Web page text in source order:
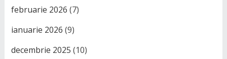
februarie 2026 (7)
ianuarie 2026 (9)
decembrie 2025 (10)